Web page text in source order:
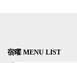
宿曜 MENU LIST